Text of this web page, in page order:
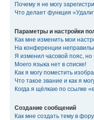
Почему я не могу
Что делает функция
Параметры и настройки
Как мне изменить мои
На конференции
Я изменил часовой пояс,
Моего языка нет в списке!
Как я могу поместить
Что такое звание и как я
Когда я щёлкаю по ссылке
Создание сообщений
Как мне создать тему в